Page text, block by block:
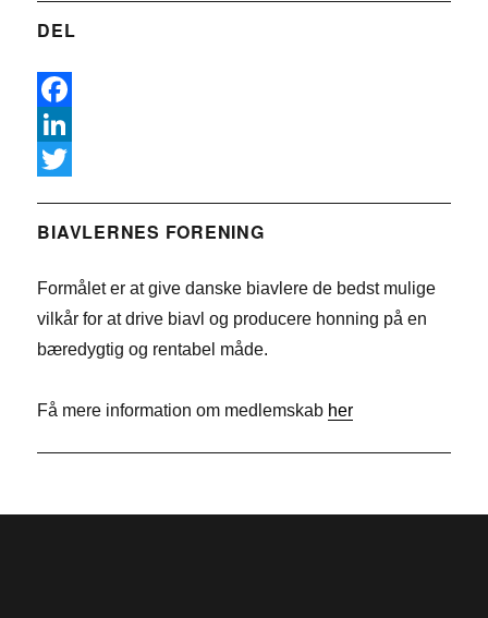
DEL
F
a
e
o
L
n
e
n
w
t
r
BIAVLERNES FORENING
Formålet er at give danske biavlere de bedst mulige
vilkår for at drive biavl og producere honning på en
bæredygtig og rentabel måde.
Få mere information om medlemskab her